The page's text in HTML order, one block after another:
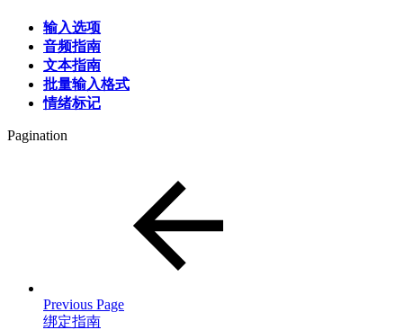
输入选项
音频指南
文本指南
批量输入格式
情绪标记
Pagination
Previous Page
绑定指南